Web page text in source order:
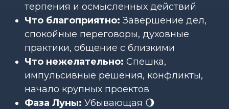
терпения и осмысленных действий
Что благоприятно: Завершение дел,
спокойные переговоры, духовные
практики, общение с близкими
Что нежелательно: Спешка,
импульсивные решения, конфликты,
начало крупных проектов
Фаза Луны: Убывающая 🌖